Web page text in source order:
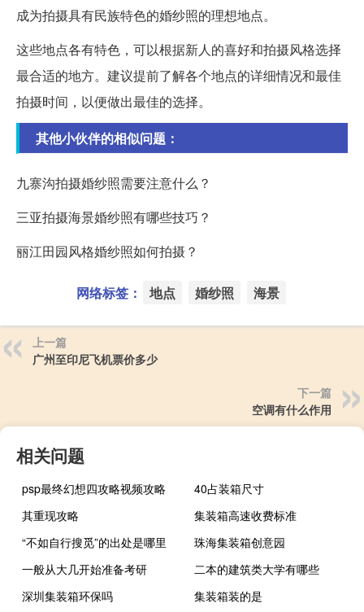
成为拍摄具有民族特色的婚纱照的理想地点。
这些地点各有特色，可以根据新人的喜好和拍摄风格选择
最合适的地方。建议提前了解各个地点的详细情况和最佳
拍摄时间，以便做出最佳的选择。
其他小伙伴的相似问题：
九寨沟拍摄婚纱照需要注意什么？
三亚拍摄海景婚纱照有哪些技巧？
丽江田园风格婚纱照如何拍摄？
网络标签： 地点 婚纱照 海景
上一篇
广州至印尼飞机票价多少
下一篇
空调有什么作用
相关问题
psp最终幻想四攻略视频攻略
40占装箱尺寸
其重现攻略
集装箱高速收费标准
“不如自行搜觅”的出处是哪里
珠海集装箱创意园
一般从大几开始准备考研
二本的建筑类大学有哪些
深圳集装箱环保吗
集装箱装的是